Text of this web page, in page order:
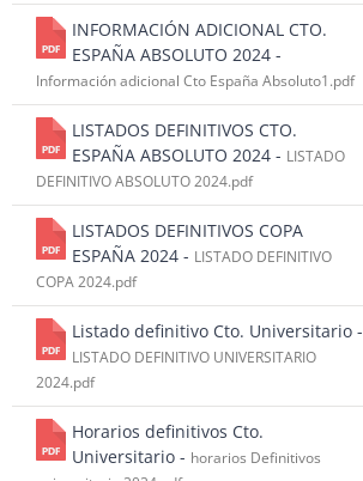
INFORMACIÓN ADICIONAL CTO.
ESPAÑA ABSOLUTO 2024 -
Información adicional Cto España Absoluto1.pdf
LISTADOS DEFINITIVOS CTO.
ESPAÑA ABSOLUTO 2024 - LISTADO
DEFINITIVO ABSOLUTO 2024.pdf
LISTADOS DEFINITIVOS COPA
ESPAÑA 2024 - LISTADO DEFINITIVO
COPA 2024.pdf
Listado definitivo Cto. Universitario -
LISTADO DEFINITIVO UNIVERSITARIO
2024.pdf
Horarios definitivos Cto.
Universitario - horarios Definitivos